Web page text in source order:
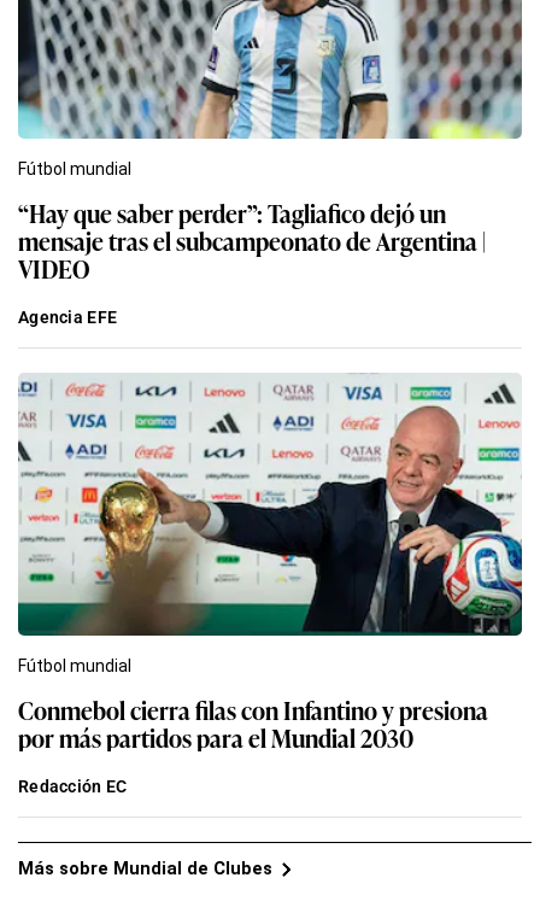
Fútbol mundial
“Hay que saber perder”: Tagliafico dejó un
mensaje tras el subcampeonato de Argentina |
VIDEO
Agencia EFE
Fútbol mundial
Conmebol cierra filas con Infantino y presiona
por más partidos para el Mundial 2030
Redacción EC
Más sobre Mundial de Clubes